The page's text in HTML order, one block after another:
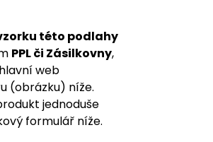
této podlahy
PPL či Zásilkovny,
web
(obrázku) níže.
jednoduše
formulář níže.